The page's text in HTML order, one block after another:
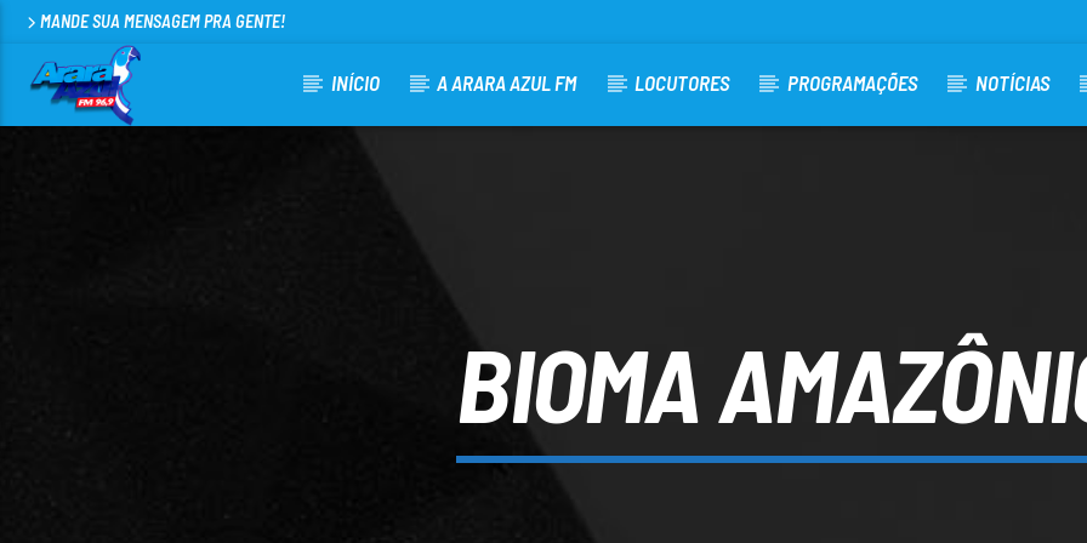
MANDE SUA MENSAGEM PRA GENTE!
INÍCIO A ARARA AZUL FM LOCUTORES PROGRAMAÇÕES NOTÍCIAS
BIOMA